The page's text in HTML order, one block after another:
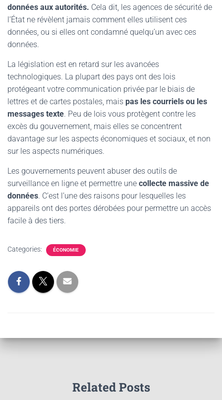
données aux autorités. Cela dit, les agences de sécurité de
l’État ne révèlent jamais comment elles utilisent ces
données, ou si elles ont condamné quelqu’un avec ces
données.
La législation est en retard sur les avancées
technologiques. La plupart des pays ont des lois
protégeant votre communication privée par le biais de
lettres et de cartes postales, mais pas les courriels ou les
messages texte. Peu de lois vous protègent contre les
excès du gouvernement, mais elles se concentrent
davantage sur les aspects économiques et sociaux, et non
sur les aspects numériques.
Les gouvernements peuvent abuser des outils de
surveillance en ligne et permettre une collecte massive de
données. C’est l’une des raisons pour lesquelles les
appareils ont des portes dérobées pour permettre un accès
facile à des tiers.
Categories: ÉCONOMIE
Related Posts